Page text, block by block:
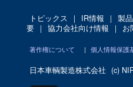
トピックス ｜ IR情報 ｜ 製
要
｜ 協力会社向け情報 ｜ お
著作権について | 個人情報保護
日本車輌製造株式会社 (c)